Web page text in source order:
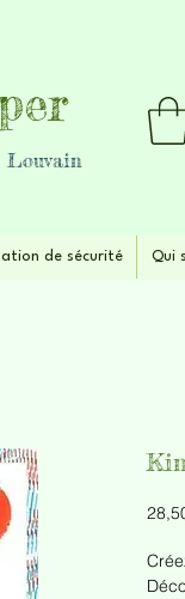
Louvain
de sécurité Qui